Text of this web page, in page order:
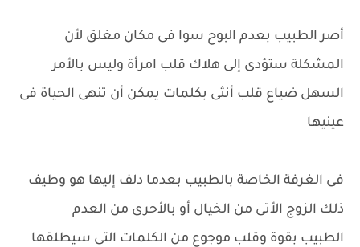
أصر الطبيب بعدم البوح سوا فى مكان مغلق لأن
المشكلة ستؤدى إلى هلاك قلب امرأة وليس بالأمر
السهل ضياع قلب أنثى بكلمات يمكن أن تنهى الحياة فى
عينيها
فى الغرفة الخاصة بالطبيب بعدما دلف إليها هو وطيف
ذلك الزوج الأتى من الخيال أو بالأحرى من العدم
الطبيب بقوة وقلب موجوع من الكلمات التى سيطلقها